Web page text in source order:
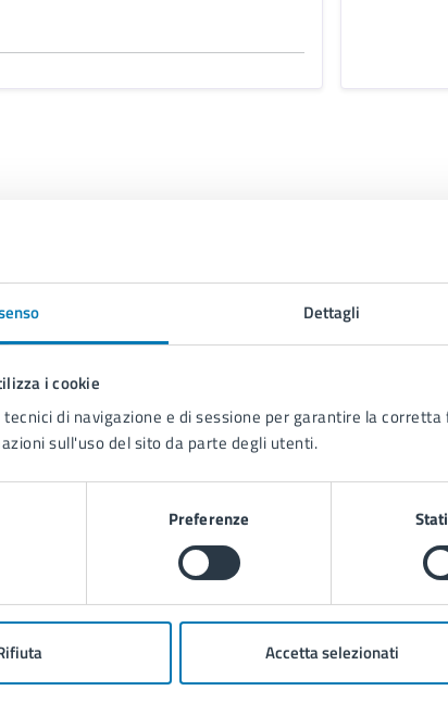
Dettagli
i cookie
di navigazione e di sessione per garantire la
sull'uso del sito da parte degli utenti.
Preferenze
Accetta selezionati
Contenuti
1